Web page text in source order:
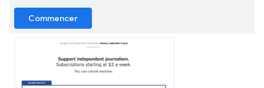
Commencer